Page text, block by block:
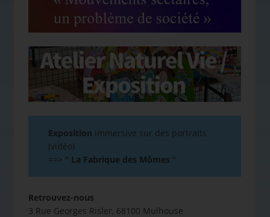
Exposition immersive sur des portraits
(vidéo)
==> " La Fabrique des Mômes "
Retrouvez-nous
3 Rue Georges Risler, 68100 Mulhouse